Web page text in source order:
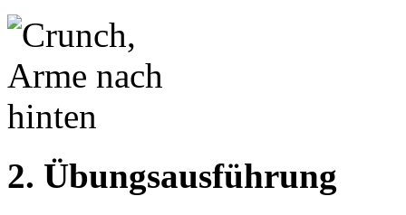
2. Übungsausführung